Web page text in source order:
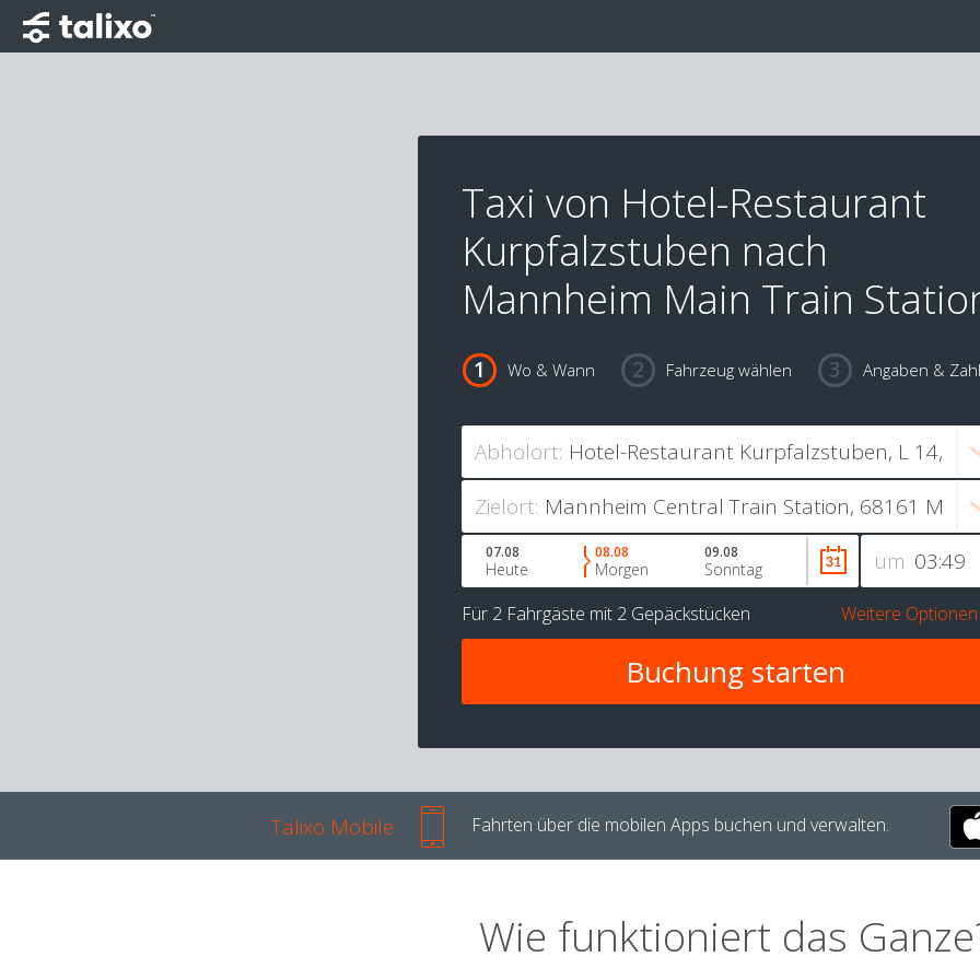
Taxi von Hotel-Restaurant
Kurpfalzstuben nach
Mannheim Main Train
Wo & Wann Fahrzeug wählen Angaben &
Abholort:
Zielort:
um
07.08
Heute
08.08
Morgen
09.08
Sonntag
Für 2 Fahrgäste mit 2 Gepäckstücken Weitere Optionen
Talixo Mobile Fahrten über die mobilen Apps buchen und verwalten.
Wie funktioniert das